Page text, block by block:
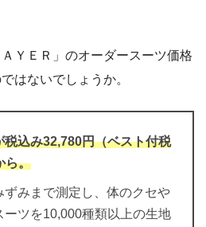
ＹＥＲ」のオーダースーツ価格
はないでしょうか。
税込み32,780円（ベスト付税
ら。
ずみまで測定し、体のクセや
ーツを10,000種類以上の生地